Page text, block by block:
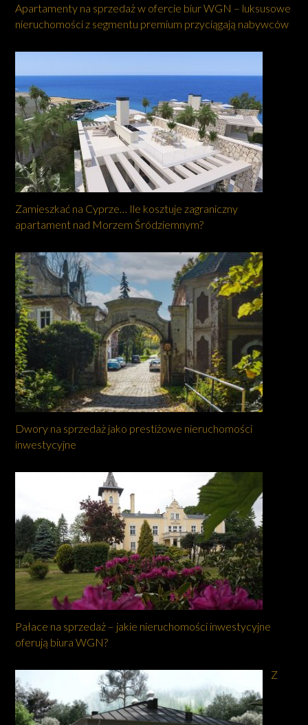
Apartamenty na sprzedaż w ofercie biur WGN – luksusowe
nieruchomości z segmentu premium przyciągają nabywców
Zamieszkać na Cyprze… Ile kosztuje zagraniczny
apartament nad Morzem Śródziemnym?
Dwory na sprzedaż jako prestiżowe nieruchomości
inwestycyjne
Pałace na sprzedaż – jakie nieruchomości inwestycyjne
oferują biura WGN?
Z